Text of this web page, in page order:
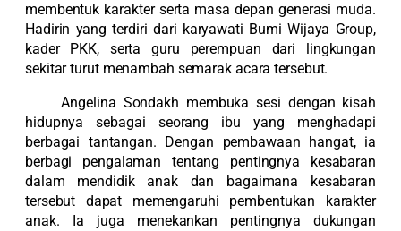
membentuk karakter serta masa depan generasi muda.
Hadirin yang terdiri dari karyawati Bumi Wijaya Group,
kader PKK, serta guru perempuan dari lingkungan
sekitar turut menambah semarak acara tersebut.
Angelina Sondakh membuka sesi dengan kisah
hidupnya sebagai seorang ibu yang menghadapi
berbagai tantangan. Dengan pembawaan hangat, ia
berbagi pengalaman tentang pentingnya kesabaran
dalam mendidik anak dan bagaimana kesabaran
tersebut dapat memengaruhi pembentukan karakter
anak. Ia juga menekankan pentingnya dukungan